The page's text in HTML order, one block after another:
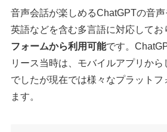
音声会話が楽しめるChatGPTの音
英語などを含む多言語に対応してお
フォームから利用可能です。
リース当時は、モバイルアプリか
でしたが現在では様々なプラットフ
ます。